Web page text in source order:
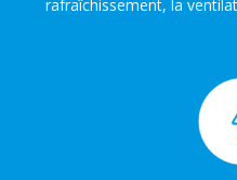
rafraîchissement, la